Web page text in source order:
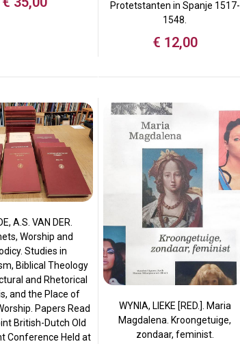
Protetstanten in Spanje 1517-
1548.
€ 12,00
A.S. VAN DER.
Worship and
Studies in
Biblical Theology
and Rhetorical
and the Place of
Papers Read
British-Dutch Old
Conference Held at
WYNIA, LIEKE [RED.]. Maria
Magdalena. Kroongetuige,
zondaar, feminist.